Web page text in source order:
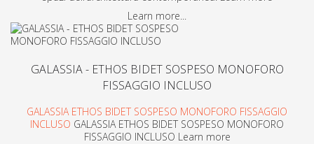
Learn more...
GALASSIA - ETHOS BIDET SOSPESO MONOFORO
FISSAGGIO INCLUSO
GALASSIA ETHOS BIDET SOSPESO MONOFORO FISSAGGIO
INCLUSO GALASSIA ETHOS BIDET SOSPESO MONOFORO
FISSAGGIO INCLUSO Learn more